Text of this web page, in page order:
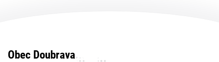
Obec Doubrava